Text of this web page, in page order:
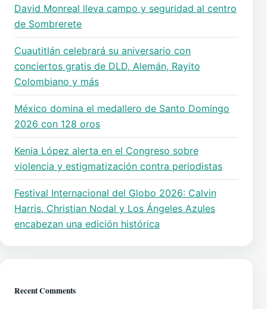
David Monreal lleva campo y seguridad al centro
de Sombrerete
Cuautitlán celebrará su aniversario con
conciertos gratis de DLD, Alemán, Rayito
Colombiano y más
México domina el medallero de Santo Domingo
2026 con 128 oros
Kenia López alerta en el Congreso sobre
violencia y estigmatización contra periodistas
Festival Internacional del Globo 2026: Calvin
Harris, Christian Nodal y Los Ángeles Azules
encabezan una edición histórica
Recent Comments